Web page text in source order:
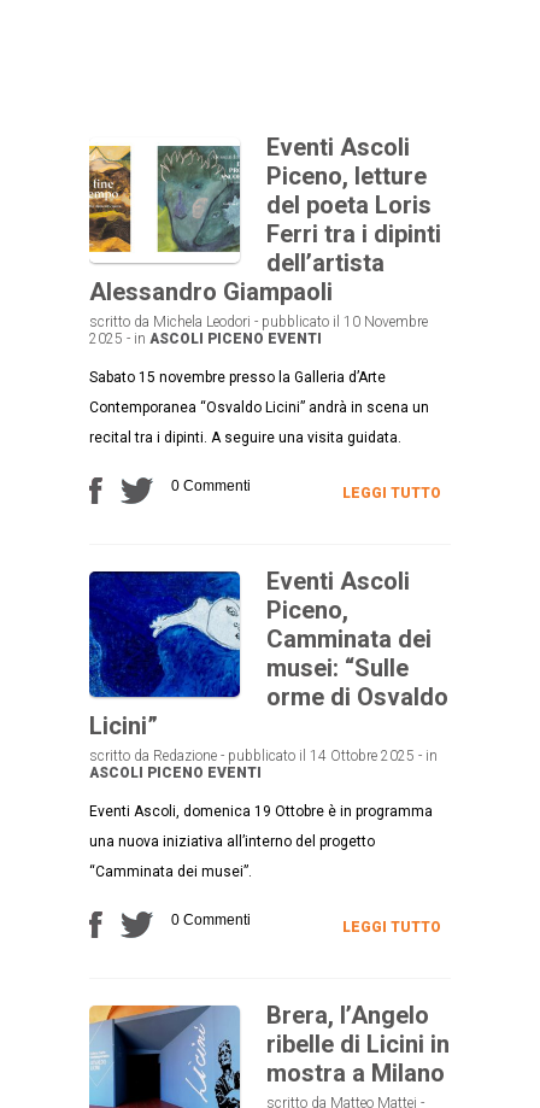
Eventi Ascoli
Piceno, letture
del poeta Loris
Ferri tra i dipinti
dell’artista
Alessandro Giampaoli
scritto da Michela Leodori - pubblicato il 10 Novembre
2025 - in ASCOLI PICENO EVENTI
Sabato 15 novembre presso la Galleria d’Arte
Contemporanea “Osvaldo Licini” andrà in scena un
recital tra i dipinti. A seguire una visita guidata.
0 Commenti LEGGI TUTTO
Eventi Ascoli
Piceno,
Camminata dei
musei: “Sulle
orme di Osvaldo
Licini”
scritto da Redazione - pubblicato il 14 Ottobre 2025 - in
ASCOLI PICENO EVENTI
Eventi Ascoli, domenica 19 Ottobre è in programma
una nuova iniziativa all’interno del progetto
“Camminata dei musei”.
0 Commenti LEGGI TUTTO
Brera, l’Angelo
ribelle di Licini in
mostra a Milano
scritto da Matteo Mattei -